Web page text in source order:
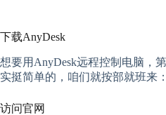
下载AnyDesk
想要用AnyDesk远程控制电脑，
实挺简单的，咱们就按部就班来：
访问官网